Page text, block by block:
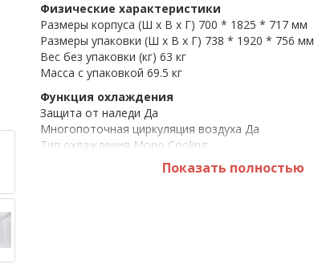
Физические характеристики
Размеры корпуса (Ш х В х Г) 700 * 1825 * 717 мм
Размеры упаковки (Ш х В х Г) 738 * 1920 * 756 мм
Вес без упаковки (кг) 63 кг
Масса с упаковкой 69.5 кг
Функция охлаждения
Защита от наледи Да
Многопоточная циркуляция воздуха Да
Тип охлаждения Mono Cooling
Характеристики холодильной камеры
Показать полностью